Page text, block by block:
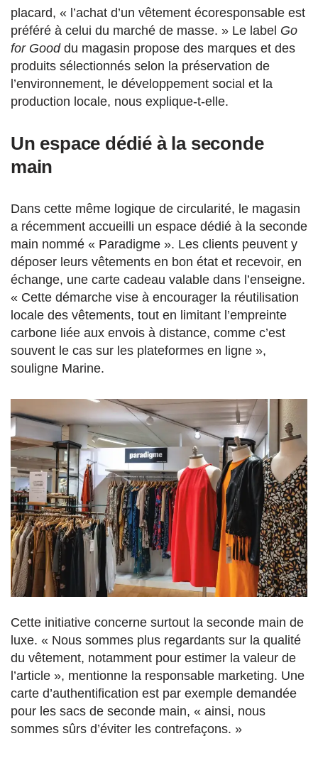
placard, « l’achat d’un vêtement écoresponsable est
préféré à celui du marché de masse. » Le label Go
for Good du magasin propose des marques et des
produits sélectionnés selon la préservation de
l’environnement, le développement social et la
production locale, nous explique-t-elle.
Un espace dédié à la seconde
main
Dans cette même logique de circularité, le magasin
a récemment accueilli un espace dédié à la seconde
main nommé « Paradigme ». Les clients peuvent y
déposer leurs vêtements en bon état et recevoir, en
échange, une carte cadeau valable dans l’enseigne.
« Cette démarche vise à encourager la réutilisation
locale des vêtements, tout en limitant l’empreinte
carbone liée aux envois à distance, comme c’est
souvent le cas sur les plateformes en ligne »,
souligne Marine.
Cette initiative concerne surtout la seconde main de
luxe. « Nous sommes plus regardants sur la qualité
du vêtement, notamment pour estimer la valeur de
l’article », mentionne la responsable marketing. Une
carte d’authentification est par exemple demandée
pour les sacs de seconde main, « ainsi, nous
sommes sûrs d’éviter les contrefaçons. »